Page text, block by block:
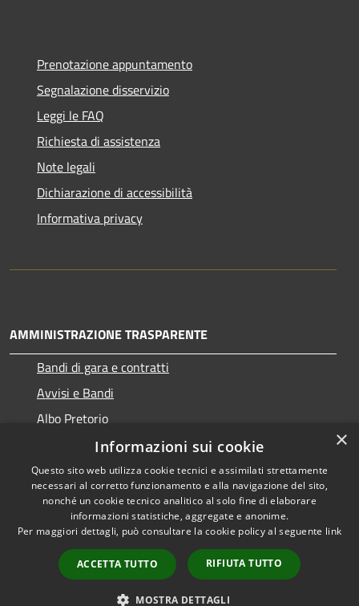
Prenotazione appuntamento
Segnalazione disservizio
Leggi le FAQ
Richiesta di assistenza
Note legali
Dichiarazione di accessibilità
Informativa privacy
AMMINISTRAZIONE TRASPARENTE
Bandi di gara e contratti
Avvisi e Bandi
Albo Pretorio
Accessibilità
Privacy
Mappa del sito
Come ci visita il cittadino
Copyright © 2026 • Comune di
Ragogna • Powered by
Municipium•Accesso
redazione
×
Informazioni sui cookie
Questo sito web utilizza cookie tecnici e assimilati strettamente
necessari al corretto funzionamento e alla navigazione del sito,
nonché un cookie tecnico analitico al solo fine di elaborare
informazioni statistiche, aggregate e anonime.
Per maggiori dettagli, può consultare la cookie policy al seguente link
ACCETTA TUTTO RIFIUTA TUTTO
MOSTRA DETTAGLI